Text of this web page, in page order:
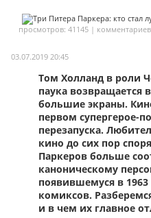
Мои материалы
Моя личная афиша
Перечитать
просмотров: 41145 |
03.07.2019 20:45
Том Холланд в роли
паука возвращается
большие экраны.
первом супергерое-
перезапуска.
кино до сих пор
Паркеров больше
каноническому
появившемуся в 1963
комиксов.
и в чем их главное